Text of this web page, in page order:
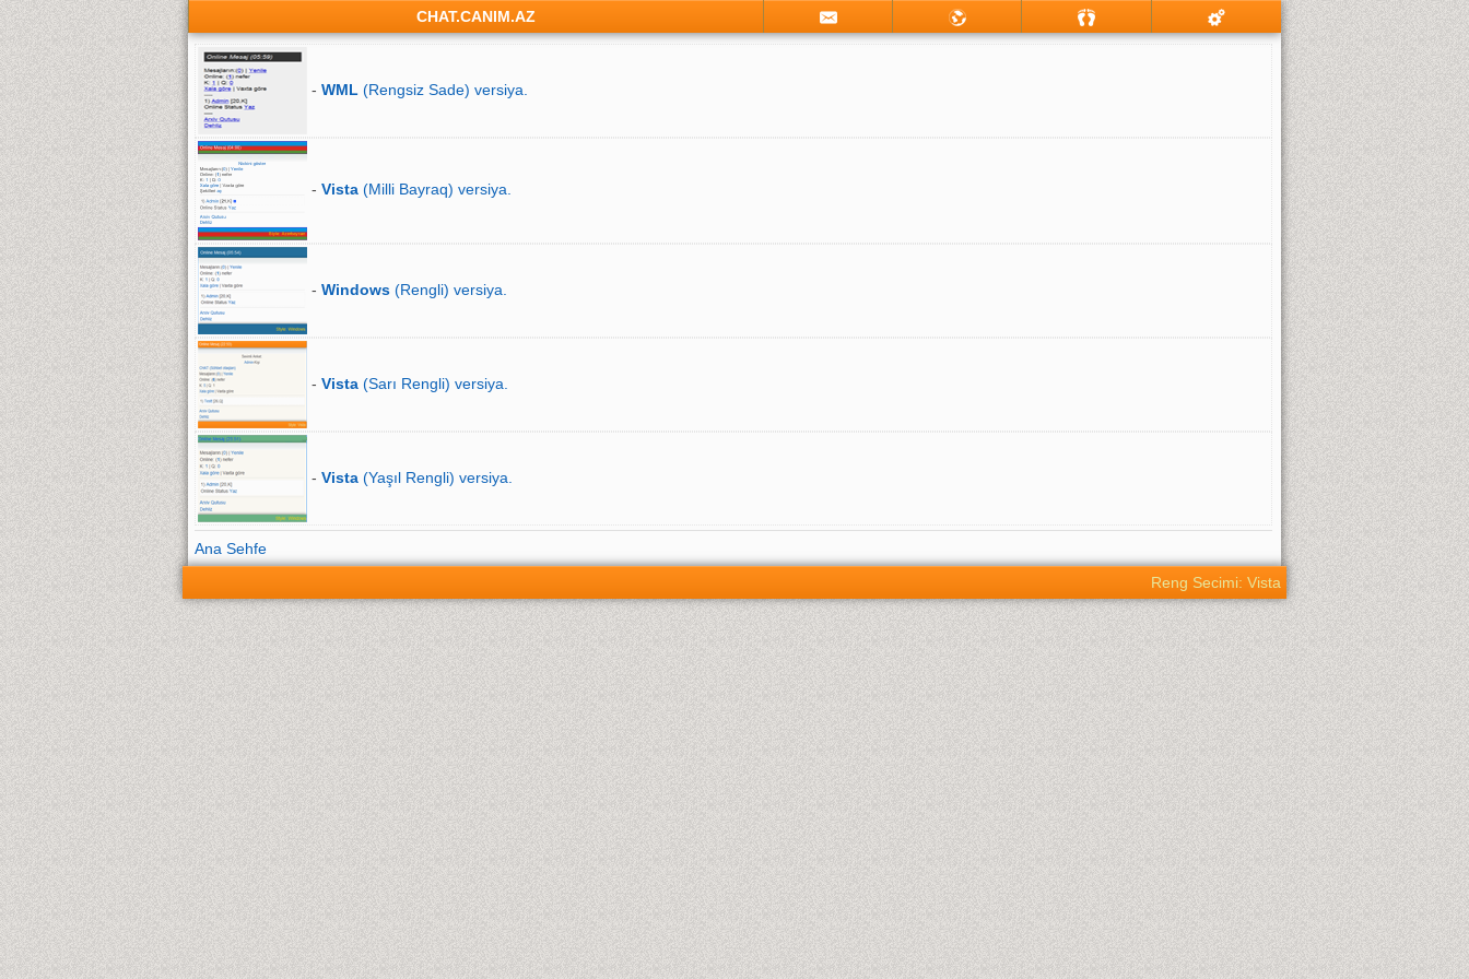
CHAT.CANIM.AZ
- WML (Rengsiz Sade) versiya.
- Vista (Milli Bayraq) versiya.
- Windows (Rengli) versiya.
- Vista (Sarı Rengli) versiya.
- Vista (Yaşıl Rengli) versiya.
Ana Sehfe
Reng Secimi: Vista